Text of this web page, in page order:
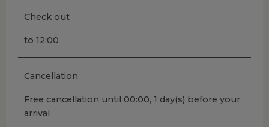
Check out
to 12:00
Cancellation
Free cancellation until 00:00, 1 day(s) before your
arrival